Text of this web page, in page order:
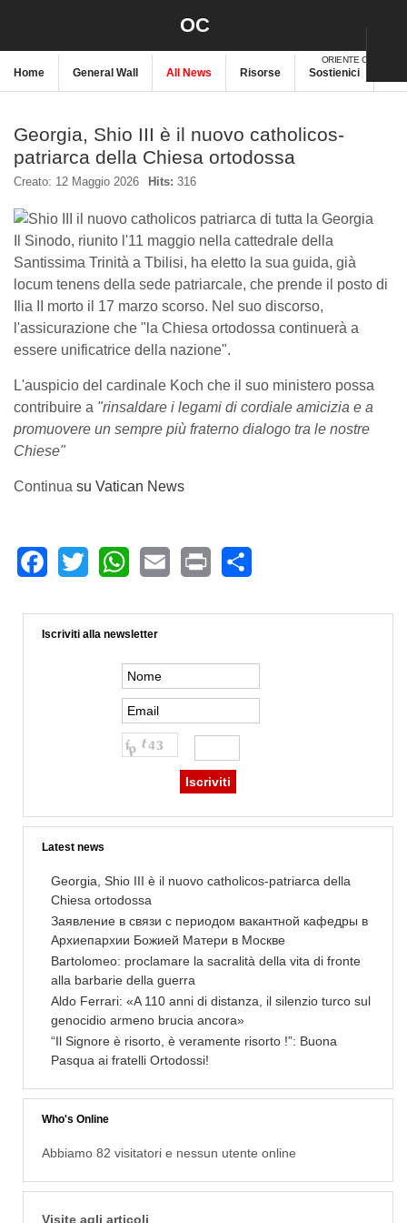
OC
ORIENTE CRISTIANO
Home General Wall All News Risorse Sostienici
Georgia, Shio III è il nuovo catholicos-
patriarca della Chiesa ortodossa
Creato: 12 Maggio 2026 Hits: 316
Il Sinodo, riunito l'11 maggio nella cattedrale della
Santissima Trinità a Tbilisi, ha eletto la sua guida, già
locum tenens della sede patriarcale, che prende il posto di
Ilia II morto il 17 marzo scorso. Nel suo discorso,
l'assicurazione che "la Chiesa ortodossa continuerà a
essere unificatrice della nazione".
L'auspicio del cardinale Koch che il suo ministero possa
contribuire a "rinsaldare i legami di cordiale amicizia e a
promuovere un sempre più fraterno dialogo tra le nostre
Chiese"
Continua su Vatican News
Iscriviti alla newsletter
Latest news
Georgia, Shio III è il nuovo catholicos-patriarca della
Chiesa ortodossa
Заявление в связи с периодом вакантной кафедры в
Архиепархии Божией Матери в Москве
Bartolomeo: proclamare la sacralità della vita di fronte
alla barbarie della guerra
Aldo Ferrari: «A 110 anni di distanza, il silenzio turco sul
genocidio armeno brucia ancora»
“Il Signore è risorto, è veramente risorto !”: Buona
Pasqua ai fratelli Ortodossi!
Who's Online
Abbiamo 82 visitatori e nessun utente online
Visite agli articoli